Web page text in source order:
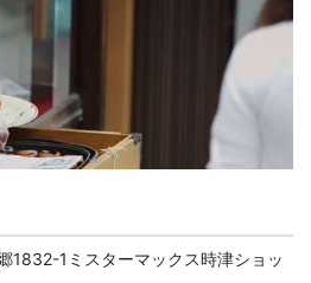
1832-1ミスターマックス時津ショッ